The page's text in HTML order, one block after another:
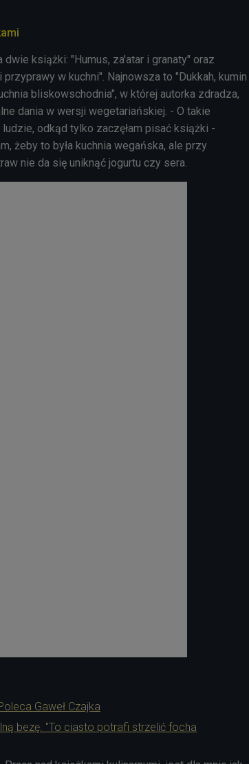
dwie książki: "Humus, za'atar i granaty" oraz
przyprawy w kuchni". Najnowsza to "Dukkah, kumin
bliskowschodnia", w której autorka zdradza,
dania w wersji wegetariańskiej. - O takie
odkąd tylko zaczęłam pisać książki -
żeby to była kuchnia wegańska, ale przy
nie da się uniknąć jogurtu czy sera.
Gaweł Czajka
bezę. "To ciasto potrafi strzelić focha